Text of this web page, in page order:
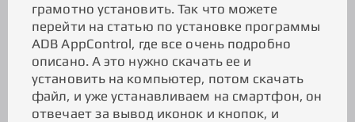
грамотно установить. Так что можете
перейти на статью по установке программы
ADB AppControl, где все очень подробно
описано. А это нужно скачать ее и
установить на компьютер, потом скачать
файл, и уже устанавливаем на смартфон, он
отвечает за вывод иконок и кнопок, и